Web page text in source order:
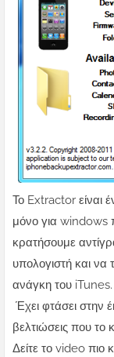
Το Extractor είναι
μόνο για windows
κρατήσουμε
υπολογιστή και
ανάγκη του iTunes.
Έχει φτάσει στην
βελτιώσεις που
Δείτε το video πιο